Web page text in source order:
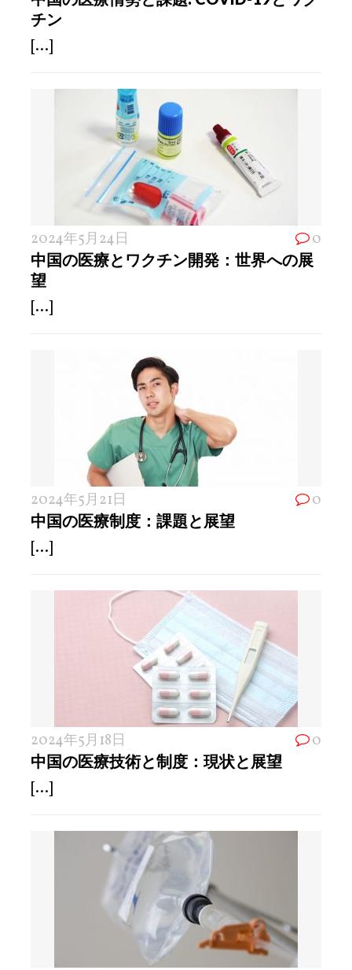
チン
[...]
2024年5月24日 0
中国の医療とワクチン開発：世界への展
望
[...]
2024年5月21日 0
中国の医療制度：課題と展望
[...]
2024年5月18日 0
中国の医療技術と制度：現状と展望
[...]